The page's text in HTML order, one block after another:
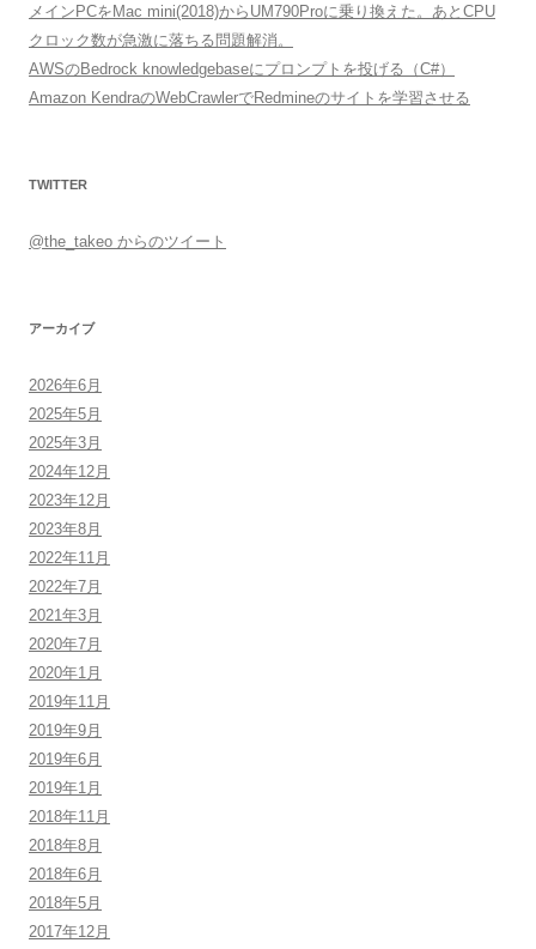
メインPCをMac mini(2018)からUM790Proに乗り換えた。あとCPU
クロック数が急激に落ちる問題解消。
AWSのBedrock knowledgebaseにプロンプトを投げる（C#）
Amazon KendraのWebCrawlerでRedmineのサイトを学習させる
TWITTER
@the_takeo からのツイート
アーカイブ
2026年6月
2025年5月
2025年3月
2024年12月
2023年12月
2023年8月
2022年11月
2022年7月
2021年3月
2020年7月
2020年1月
2019年11月
2019年9月
2019年6月
2019年1月
2018年11月
2018年8月
2018年6月
2018年5月
2017年12月